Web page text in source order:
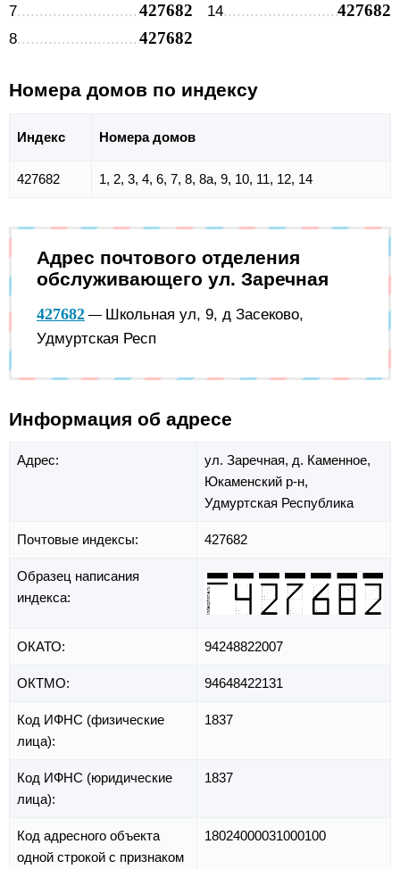
7 427682
8 427682
14 427682
Номера домов по индексу
Индекс Номера домов
427682 1, 2, 3, 4, 6, 7, 8, 8а, 9, 10, 11, 12, 14
Адрес почтового отделения
обслуживающего ул. Заречная
427682 — Школьная ул, 9, д Засеково,
Удмуртская Респ
Информация об адресе
Адрес: ул. Заречная, д. Каменное,
Юкаменский р-н,
Удмуртская Республика
Почтовые индексы: 427682
Образец написания
индекса:
ОКАТО: 94248822007
ОКТМО: 94648422131
Код ИФНС (физические
лица):
1837
Код ИФНС (юридические
лица):
1837
Код адресного объекта
одной строкой с признаком
18024000031000100